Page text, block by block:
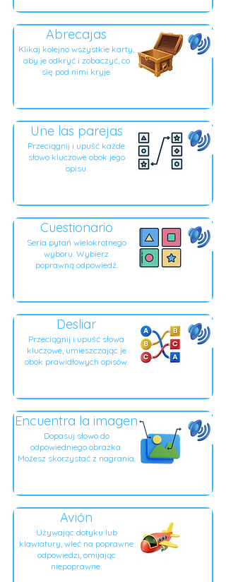
Abrecajas
Klikaj kolejno wszystkie karty,
aby je odkryć i zobaczyć, co
się pod nimi kryje.
Une las parejas
Przeciągnij i upuść każde
słowo kluczowe obok jego
opisu.
Cuestionario
Seria pytań wielokrotnego
wyboru. Wybierz
poprawną odpowiedź.
Desliar
Przeciągnij i upuść słowa
kluczowe, umieszczając je
obok prawidłowych opisów.
Encuentra la imagen
Dopasuj słowo do
odpowiedniego obrazka.
Możesz skorzystać z nagrania.
Avión
Używając dotyku lub
klawiatury, wleć na poprawne
odpowiedzi, omijając
niepoprawne.